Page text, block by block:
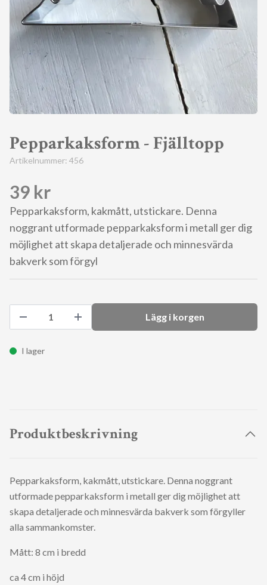
Pepparkaksform - Fjälltopp
Artikelnummer: 456
39 kr
Pepparkaksform, kakmått, utstickare. Denna
noggrant utformade pepparkaksform i metall ger dig
möjlighet att skapa detaljerade och minnesvärda
bakverk som förgyl
Lägg i korgen
I lager
Produktbeskrivning
Pepparkaksform, kakmått, utstickare. Denna noggrant
utformade pepparkaksform i metall ger dig möjlighet att
skapa detaljerade och minnesvärda bakverk som förgyller
alla sammankomster.
Mått: 8 cm i bredd
ca 4 cm i höjd